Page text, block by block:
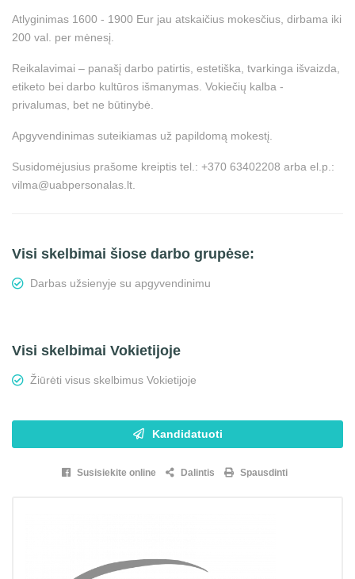
Atlyginimas 1600 - 1900 Eur jau atskaičius mokesčius, dirbama iki
200 val. per mėnesį.
Reikalavimai – panašį darbo patirtis, estetiška, tvarkinga išvaizda,
etiketo bei darbo kultūros išmanymas. Vokiečių kalba -
privalumas, bet ne būtinybė.
Apgyvendinimas suteikiamas už papildomą mokestį.
Susidomėjusius prašome kreiptis tel.: +370 63402208 arba el.p.:
vilma@uabpersonalas.lt.
Visi skelbimai šiose darbo grupėse:
Darbas užsienyje su apgyvendinimu
Visi skelbimai Vokietijoje
Žiūrėti visus skelbimus Vokietijoje
Kandidatuoti
Susisiekite online Dalintis Spausdinti